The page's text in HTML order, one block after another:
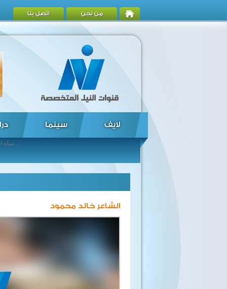
من نحن اتصل بنا
لايف سينما
الشاعر خالد محمود